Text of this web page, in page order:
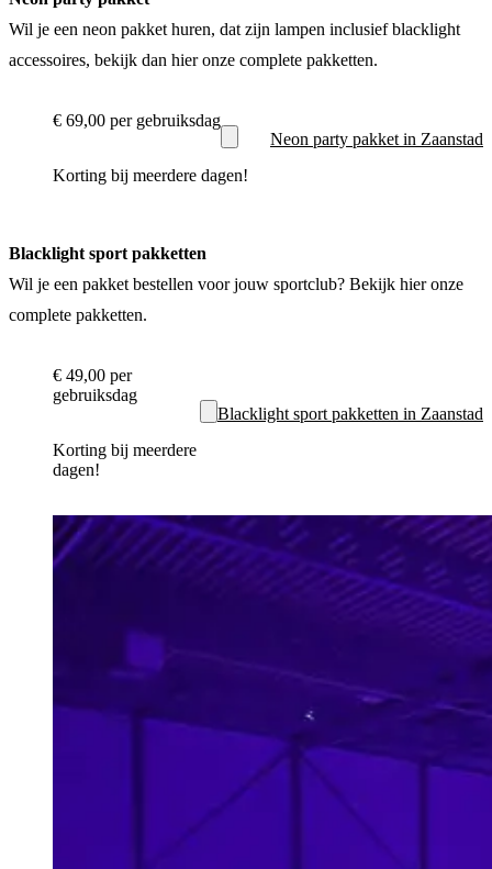
Wil je een neon pakket huren, dat zijn lampen inclusief blacklight
accessoires, bekijk dan hier onze complete pakketten.
€ 69,00 per gebruiksdag
Korting bij meerdere dagen!
Neon party pakket in Zaanstad
Blacklight sport pakketten
Wil je een pakket bestellen voor jouw sportclub? Bekijk hier onze
complete pakketten.
€ 49,00 per
gebruiksdag
Korting bij meerdere
dagen!
Blacklight sport pakketten in Zaanstad